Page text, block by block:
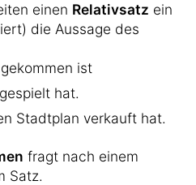
einen Relativsatz ein
die Aussage des
ist
hat.
Stadtplan verkauft hat.
fragt nach einem
Satz.